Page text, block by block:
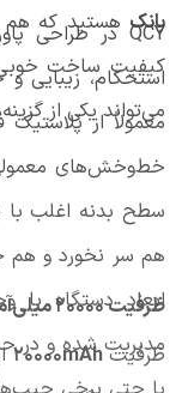
بانک هستید که هم
می‌تواند یکی از
استحکام، زیبایی
معمولاً از
خط‌وخش‌های معمولی
سطح بدنه اغلب با
هم سر نخورد و هم
مدیریت شده و در
ظرفیت ۲۰۰۰۰ میلی‌آمپر؛ مناسب برای چند روز
ظرفیت۲۰۰۰۰mAh